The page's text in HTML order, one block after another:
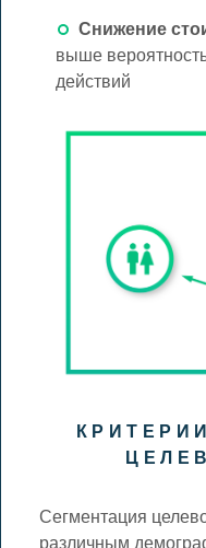
Снижение
выше
действий
Сегментация
различным